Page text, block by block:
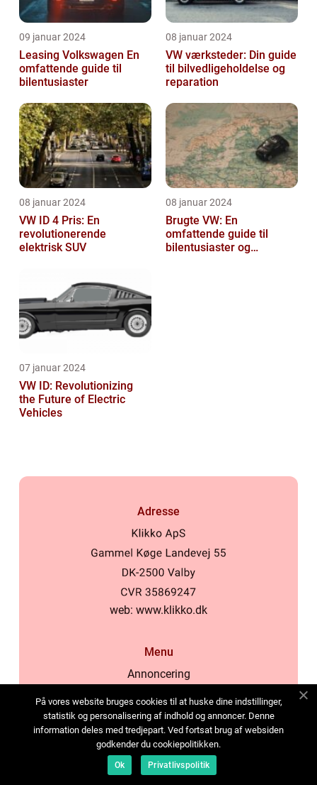
09 januar 2024
Leasing Volkswagen En
omfattende guide til
bilentusiaster
08 januar 2024
VW værksteder: Din guide
til bilvedligeholdelse og
reparation
08 januar 2024
VW ID 4 Pris: En
revolutionerende
elektrisk SUV
08 januar 2024
Brugte VW: En
omfattende guide til
bilentusiaster og
07 januar 2024
VW ID: Revolutionizing
the Future of Electric
Vehicles
Adresse
web: www.klikko.dk
Menu
Annoncering
Cookies
Kontakt os
Sitemap
På vores website bruges cookies til at huske dine indstillinger,
statistik og personalisering af indhold og annoncer. Denne
information deles med tredjepart. Ved fortsat brug af websiden
godkender du cookiepolitikken.
Ok Privatlivspolitik